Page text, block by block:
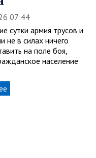
07:44
сутки армия трусов и
не в силах ничего
на поле боя,
население